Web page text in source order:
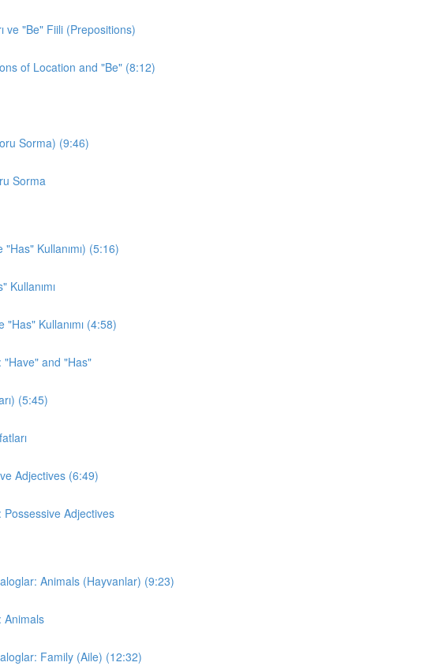
ve "Be" Fiili (Prepositions)
of Location and "Be" (8:12)
Sorma) (9:46)
Sorma
Kullanımı) (5:16)
Kullanımı
Kullanımı (4:58)
"Have" and "Has"
(5:45)
Adjectives (6:49)
Possessive Adjectives
Animals (Hayvanlar) (9:23)
Animals
Family (Aile) (12:32)